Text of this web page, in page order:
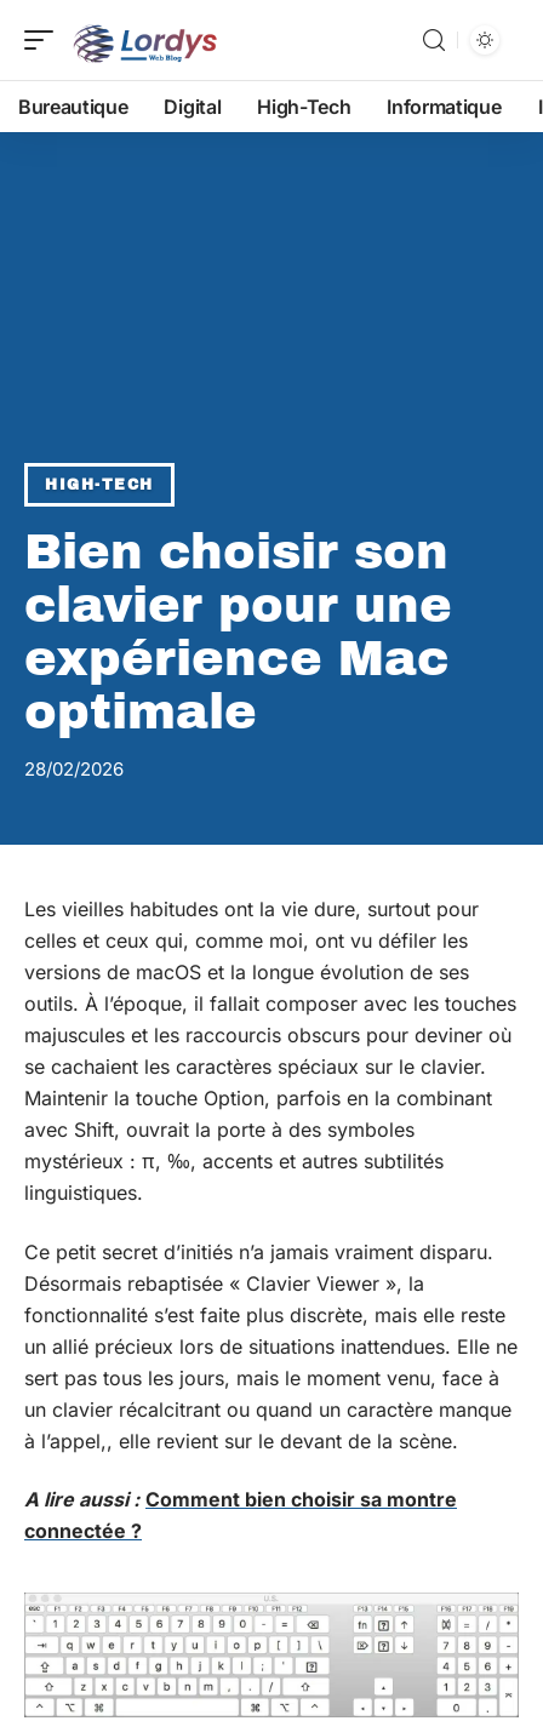
Bureautique Digital High-Tech Informatique
HIGH-TECH
Bien choisir son
clavier pour une
expérience Mac
optimale
28/02/2026
Les vieilles habitudes ont la vie dure, surtout pour
celles et ceux qui, comme moi, ont vu défiler les
versions de macOS et la longue évolution de ses
outils. À l’époque, il fallait composer avec les touches
majuscules et les raccourcis obscurs pour deviner où
se cachaient les caractères spéciaux sur le clavier.
Maintenir la touche Option, parfois en la combinant
avec Shift, ouvrait la porte à des symboles
mystérieux : π, ‰, accents et autres subtilités
linguistiques.
Ce petit secret d’initiés n’a jamais vraiment disparu.
Désormais rebaptisée « Clavier Viewer », la
fonctionnalité s’est faite plus discrète, mais elle reste
un allié précieux lors de situations inattendues. Elle ne
sert pas tous les jours, mais le moment venu, face à
un clavier récalcitrant ou quand un caractère manque
à l’appel,, elle revient sur le devant de la scène.
A lire aussi : Comment bien choisir sa montre
connectée ?